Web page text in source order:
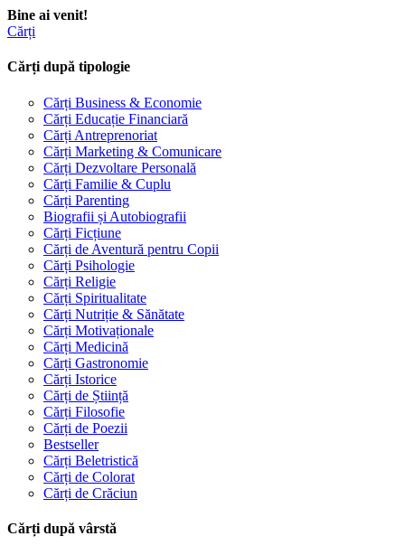
Bine ai venit!
Cărți
Cărți după tipologie
Cărți Business & Economie
Cărți Educație Financiară
Cărți Antreprenoriat
Cărți Marketing & Comunicare
Cărți Dezvoltare Personală
Cărți Familie & Cuplu
Cărți Parenting
Biografii și Autobiografii
Cărți Ficțiune
Cărți de Aventură pentru Copii
Cărți Psihologie
Cărți Religie
Cărți Spiritualitate
Cărți Nutriție & Sănătate
Cărți Motivaționale
Cărți Medicină
Cărți Gastronomie
Cărți Istorice
Cărți de Știință
Cărți Filosofie
Cărți de Poezii
Bestseller
Cărți Beletristică
Cărți de Colorat
Cărți de Crăciun
Cărți după vârstă